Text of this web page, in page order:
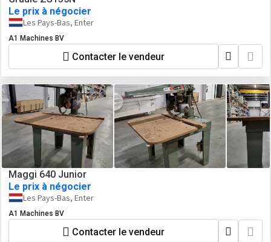
Le prix à négocier
Les Pays-Bas, Enter
A1 Machines BV
Contacter le vendeur
Maggi 640 Junior
Le prix à négocier
Les Pays-Bas, Enter
A1 Machines BV
Contacter le vendeur